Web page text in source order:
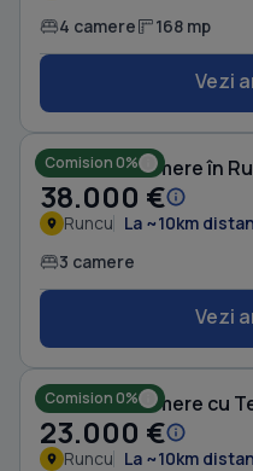
4 camere 168 mp
Vezi
Comision 0%
Casă cu 3 camere în
38.000 €
Runcu La ~10km
3 camere
Vezi
Comision 0%
Casă cu 3 camere cu
23.000 €
Runcu La ~10km